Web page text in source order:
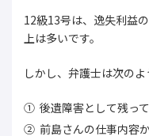
12級13号は、逸失利益
上は多いです。
しかし、弁護士は次のよ
後遺障害として残っ
前島さんの仕事内容